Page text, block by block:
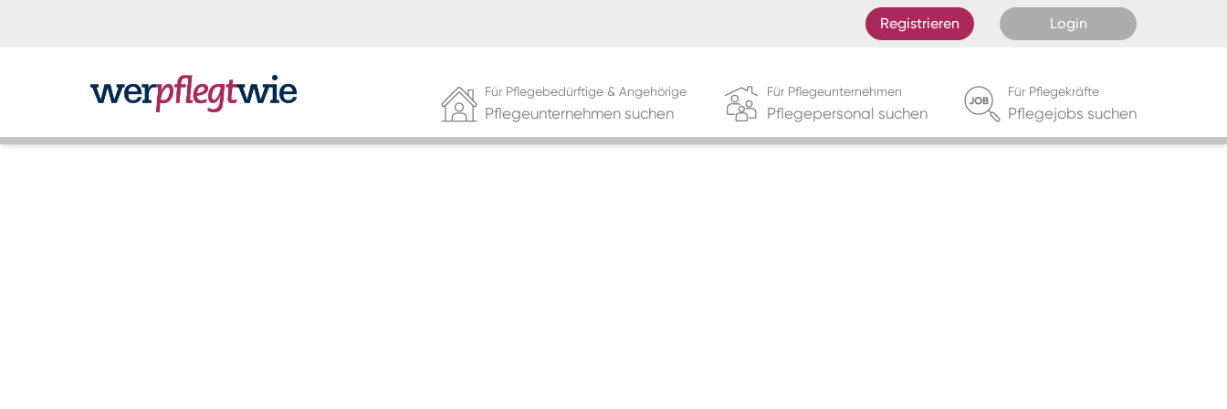
Registrieren Login
Für Pflegebedürftige & Angehörige
Pflegeunternehmen suchen
Für Pflegeunternehmen
Pflegepersonal suchen
Für Pflegekräfte
Pflegejobs suchen